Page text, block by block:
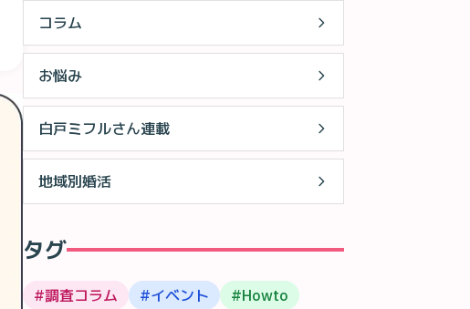
コラム
お悩み
白戸ミフルさん連載
地域別婚活
タグ
#調査コラム #イベント #Howto